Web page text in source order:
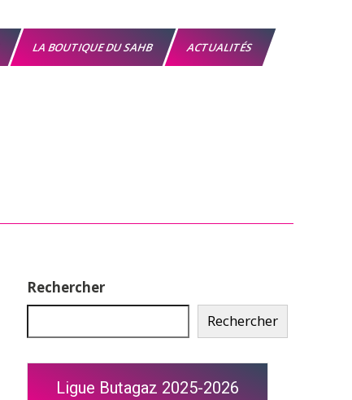
LA BOUTIQUE DU SAHB ACTUALITÉS
Rechercher
Rechercher
Ligue Butagaz 2025-2026